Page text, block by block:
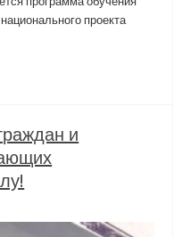
проекта
и